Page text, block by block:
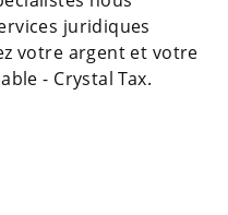
juridiques
votre argent et votre
- Crystal Tax.